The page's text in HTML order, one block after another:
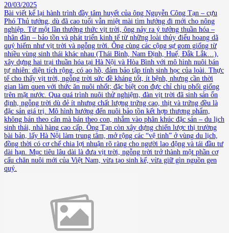
20/03/2025
Bài viết kể lại hành trình đầy tâm huyết của ông Nguyễn Công Tạn – cựu
Phó Thủ tướng, dù đã cao tuổi vẫn miệt mài tìm hướng đi mới cho nông
nghiệp. Từ một lần thưởng thức vịt trời, ông nảy ra ý tưởng thuần hóa –
nhân đàn – bảo tồn và phát triển kinh tế từ những loài thủy điểu hoang dã
quý hiếm như vịt trời và ngỗng trời. Ông cùng các cộng sự gom giống từ
nhiều vùng sinh thái khác nhau (Thái Bình, Nam Định, Huế, Đắk Lắk…),
xây dựng hai trại thuần hóa tại Hà Nội và Hòa Bình với mô hình nuôi bán
tự nhiên: diện tích rộng, có ao hồ, đảm bảo tập tính sinh học của loài. Thực
tế cho thấy vịt trời, ngỗng trời sức đề kháng tốt, ít bệnh, nhưng cần thời
gian làm quen với thức ăn nuôi nhốt; đặc biệt con đực chỉ chịu phối giống
trên mặt nước. Qua quá trình nuôi thử nghiệm, đàn vịt trời đã sinh sản ổn
định, ngỗng trời dù đẻ ít nhưng chất lượng trứng cao, thịt và trứng đều là
đặc sản giá trị. Mô hình hướng đến nuôi bảo tồn kết hợp thương phẩm,
không bán theo cân mà bán theo con, nhắm vào phân khúc đặc sản – du lịch
sinh thái, nhà hàng cao cấp. Ông Tạn còn xây dựng chiến lược thị trường
bài bản, lấy Hà Nội làm trung tâm, mở rộng các “vệ tinh” ở vùng du lịch,
đồng thời có cơ chế chia lợi nhuận rõ ràng cho người lao động và tái đầu tư
dài hạn. Mục tiêu lâu dài là đưa vịt trời, ngỗng trời trở thành một phần cơ
cấu chăn nuôi mới của Việt Nam, vừa tạo sinh kế, vừa giữ gìn nguồn gen
quý.